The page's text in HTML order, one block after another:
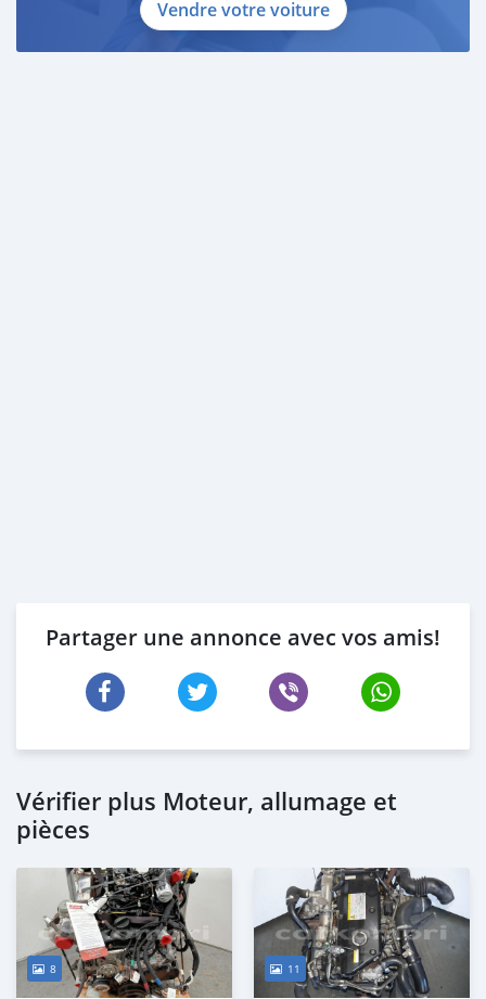
Vendre votre voiture
Partager une annonce avec vos amis!
Vérifier plus Moteur, allumage et
pièces
8 11